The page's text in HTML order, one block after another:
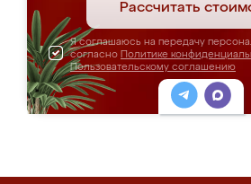
Рассчитать
Я соглашаюсь на передачу
согласно Политике
Пользовательскому соглашению